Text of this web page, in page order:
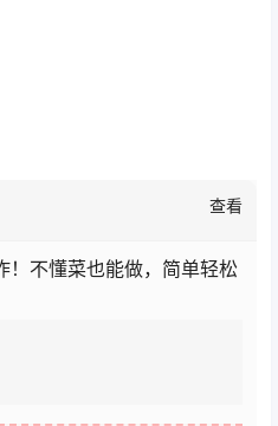
查看
！不懂菜也能做，简单轻松